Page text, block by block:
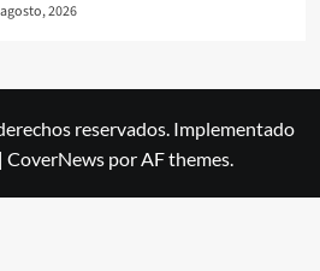
2026
reservados. Implementado
| CoverNewspor AF themes.